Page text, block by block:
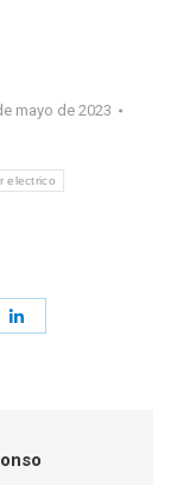
mayo de 2023
electrico